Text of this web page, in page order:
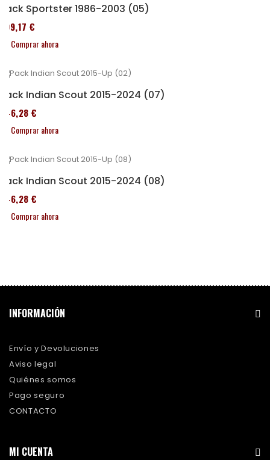
Pack Sportster 1986-2003 (05)
299,17 €
Comprar ahora
Pack Indian Scout 2015-2024 (07)
246,28 €
Comprar ahora
Pack Indian Scout 2015-2024 (08)
246,28 €
Comprar ahora
INFORMACIÓN
Envío y Devoluciones
Aviso legal
Quiénes somos
Pago seguro
CONTACTO
MI CUENTA